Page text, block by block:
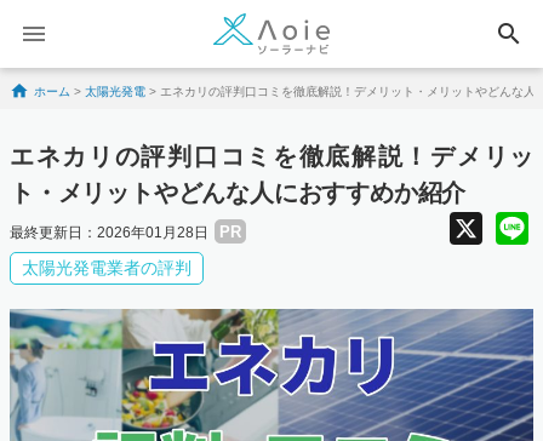
search
Skip to content
ホーム > 太陽光発電 > エネカリの評判口コミを徹底解説！デメリット・メリットやどんな人
エネカリの評判口コミを徹底解説！デメリッ
ト・メリットやどんな人におすすめか紹介
最終更新日：2026年01月28日 PR X
太陽光発電業者の評判